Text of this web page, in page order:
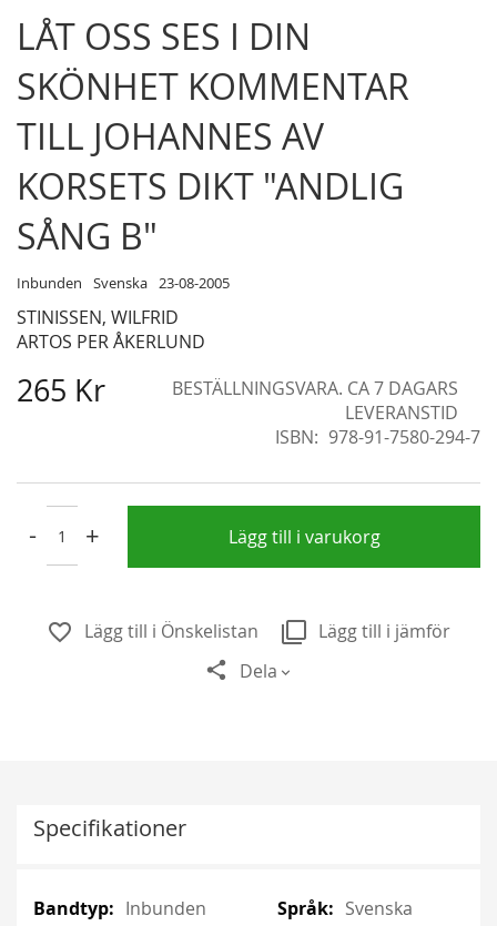
LÅT OSS SES I DIN
SKÖNHET KOMMENTAR
TILL JOHANNES AV
KORSETS DIKT "ANDLIG
SÅNG B"
Inbunden Svenska 23-08-2005
STINISSEN, WILFRID
ARTOS PER ÅKERLUND
265 Kr
BESTÄLLNINGSVARA. CA 7 DAGARS
LEVERANSTID
ISBN
978-91-7580-294-7
- + Lägg till i varukorg
Lägg till i Önskelistan
Lägg till i jämför
Dela
Skip
to
the
beginning
of
the
images
gallery
Specifikationer
InformationInbunden
InformationSvenska